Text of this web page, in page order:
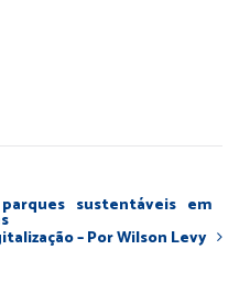
sustentáveis em
– Por Wilson Levy